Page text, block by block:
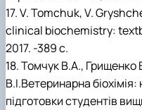
17. V. Tomchuk, V.
clinical biochemistry:
2017. -389 с.
18. Томчук В.А., Грищенко
В.І.Ветеринарна
підготовки студентів